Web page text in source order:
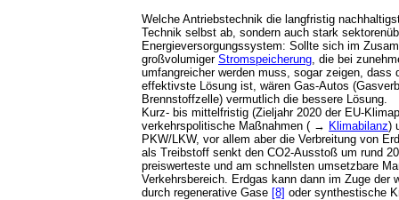
Welche Antriebstechnik die langfristig
Technik selbst ab, sondern auch stark
Energieversorgungssystem: Sollte sich im
großvolumiger Stromspeicherung, die bei
umfangreicher werden muss, sogar zeigen, dass
effektivste Lösung ist, wären Gas-Autos
Brennstoffzelle) vermutlich die bessere Lösung.
Kurz- bis mittelfristig (Zieljahr 2020 der EU-
verkehrspolitische Maßnahmen ( → Klimabilanz)
PKW/LKW, vor allem aber die Verbreitung von
als Treibstoff senkt den CO2-Ausstoß um rund
preiswerteste und am schnellsten umsetzbare
Verkehrsbereich. Erdgas kann dann im Zuge der
durch regenerative Gase [8] oder synthestische